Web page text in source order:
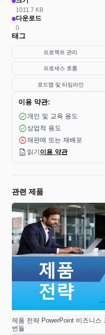
1011.7 KB
다운로드
0
태그
프로젝트 관리
프로세스 흐름
로드맵 및 타임라인
이용 약관:
check_circle 개인 및 교육 용도
check_circle상업적 용도
cancel재판매 또는 재배포
description 읽기 이용 약관
관련 제품
제품 전략 PowerPoint 비즈니스
번들